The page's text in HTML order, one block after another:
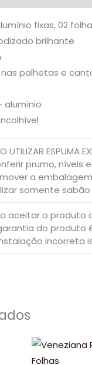
fixas, 02
brilhante
palhetas e
alumínio
UTILIZAR ESPUMA
prumo, níveis
a
somente
aceitar o produto
do produto
incorreta